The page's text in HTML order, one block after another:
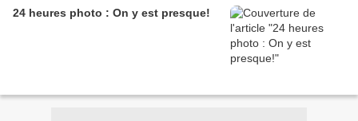
24 heures photo : On y est presque!